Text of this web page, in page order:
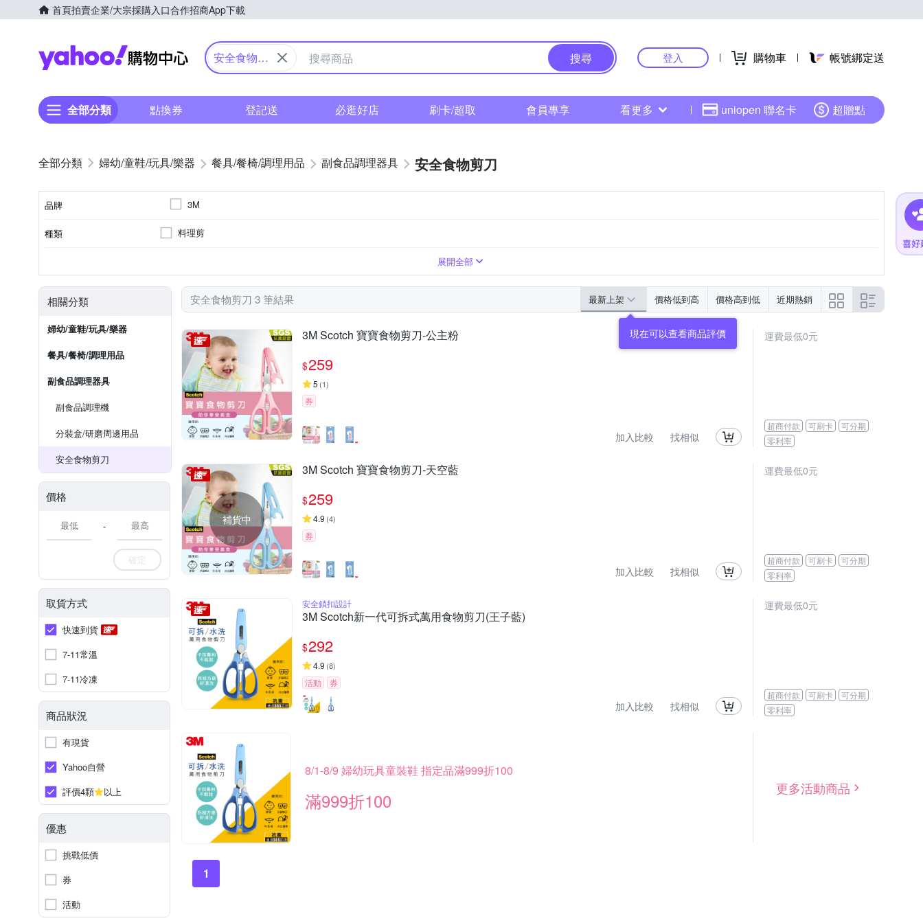
首頁拍賣企業/大宗採購入口合作招商App下載
Yahoo購物中心
安全食物剪
搜尋 登入 購物車 帳號綁定送
全部分類 點換券 登記送 必逛好店 刷卡/超取 會員專享 看更多 uniopen 聯名卡 超贈點
婦幼/童鞋/玩具/樂器 餐具/餐椅/調理用品 副食品調理器具 安全食物剪刀
品牌 3M
種類 料理剪
展開全部
相關分類
婦幼/童鞋/玩具/樂器
餐具/餐椅/調理用品
副食品調理器具
副食品調理機
分裝盒/研磨周邊用品
安全食物剪刀
價格
-
確定
取貨方式
快速到貨
7-11常溫
7-11冷凍
商品狀況
有現貨
Yahoo自營
評價4顆
以上
優惠
挑戰低價
券
活動
安全食物剪刀 3 筆結果 最新上架 價格低到高 價格高到低 近期熱銷
現在可以查看商品評價
3M Scotch 寶寶食物剪刀-公主粉
$259
5 (1)
券
加入比較 找相似
運費最低0元
超商付款 可刷卡
可分期
零利率
補貨中
3M Scotch 寶寶食物剪刀-天空藍
$259
4.9 (4)
券
加入比較 找相似
運費最低0元
超商付款 可刷卡
可分期
零利率
安全鎖扣設計
3M Scotch新一代可拆式萬用食物剪刀(王子藍)
$292
4.9 (8)
活動 券
加入比較 找相似
運費最低0元
超商付款 可刷卡
可分期
零利率
8/1-8/9 婦幼玩具童裝鞋 指定品滿999折100
滿999折100
更多活動商品
1